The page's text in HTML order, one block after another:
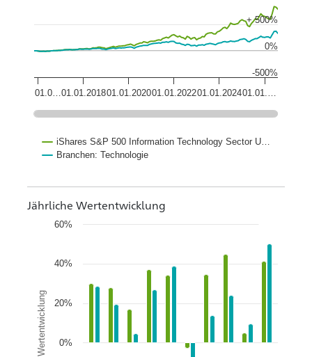
iShares S&P 500 Information Technology Sector U…
Branchen: Technologie
01.0…01.01.201801.01.202001.01.202201.01.202401.01.…
-500%
0%
+ 500%
Jährliche Wertentwicklung
Wertentwicklung 0%
20%
40%
60%